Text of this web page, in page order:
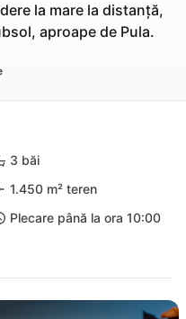
la mare la distanță,
aproape de Pula.
3 băi
1.450 m² teren
Plecare până la ora 10:00